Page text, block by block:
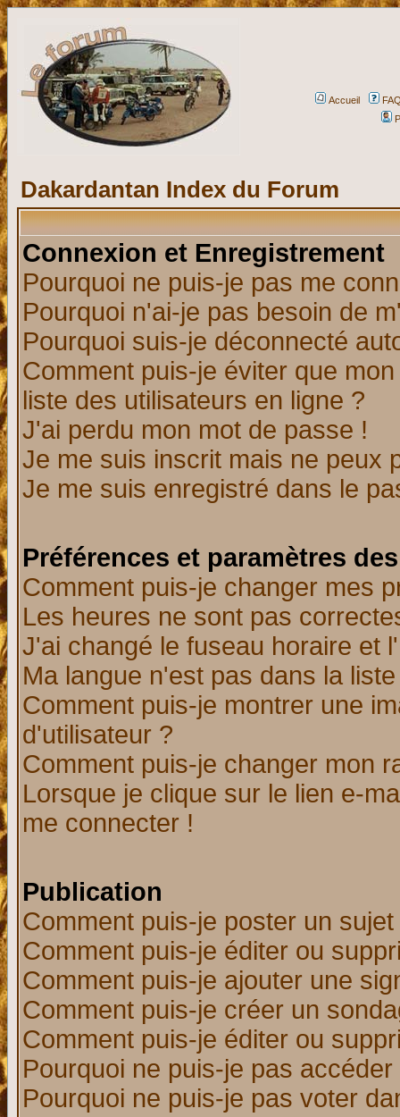
Accueil
Dakardantan Index du Forum
Connexion et Enregistrement
Pourquoi ne puis-je pas me
Pourquoi n'ai-je pas besoin de
Pourquoi suis-je déconnecté
Comment puis-je éviter que
liste des utilisateurs en ligne ?
J'ai perdu mon mot de passe !
Je me suis inscrit mais ne peux
Je me suis enregistré dans le
Préférences et paramètres
Comment puis-je changer mes
Les heures ne sont pas
J'ai changé le fuseau horaire et
Ma langue n'est pas dans la
Comment puis-je montrer une
d'utilisateur ?
Comment puis-je changer mon
Lorsque je clique sur le lien e-
me connecter !
Publication
Comment puis-je poster un
Comment puis-je éditer ou
Comment puis-je ajouter une
Comment puis-je créer un
Comment puis-je éditer ou
Pourquoi ne puis-je pas
Pourquoi ne puis-je pas voter